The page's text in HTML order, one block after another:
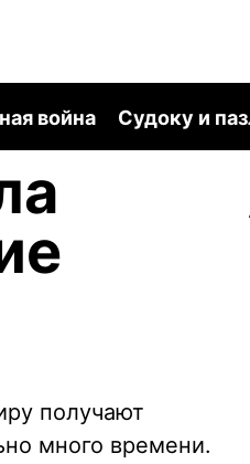
война Судоку и
получают
много времени.